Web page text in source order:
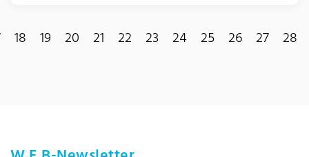
18 19 20 21 22 23 24 25 26 27 28